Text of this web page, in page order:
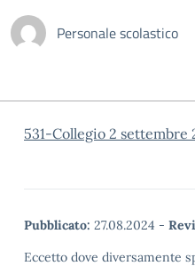
Personale scolastico
531-Collegio 2 settembre
Pubblicato: 27.08.2024 -
Eccetto dove diversamente